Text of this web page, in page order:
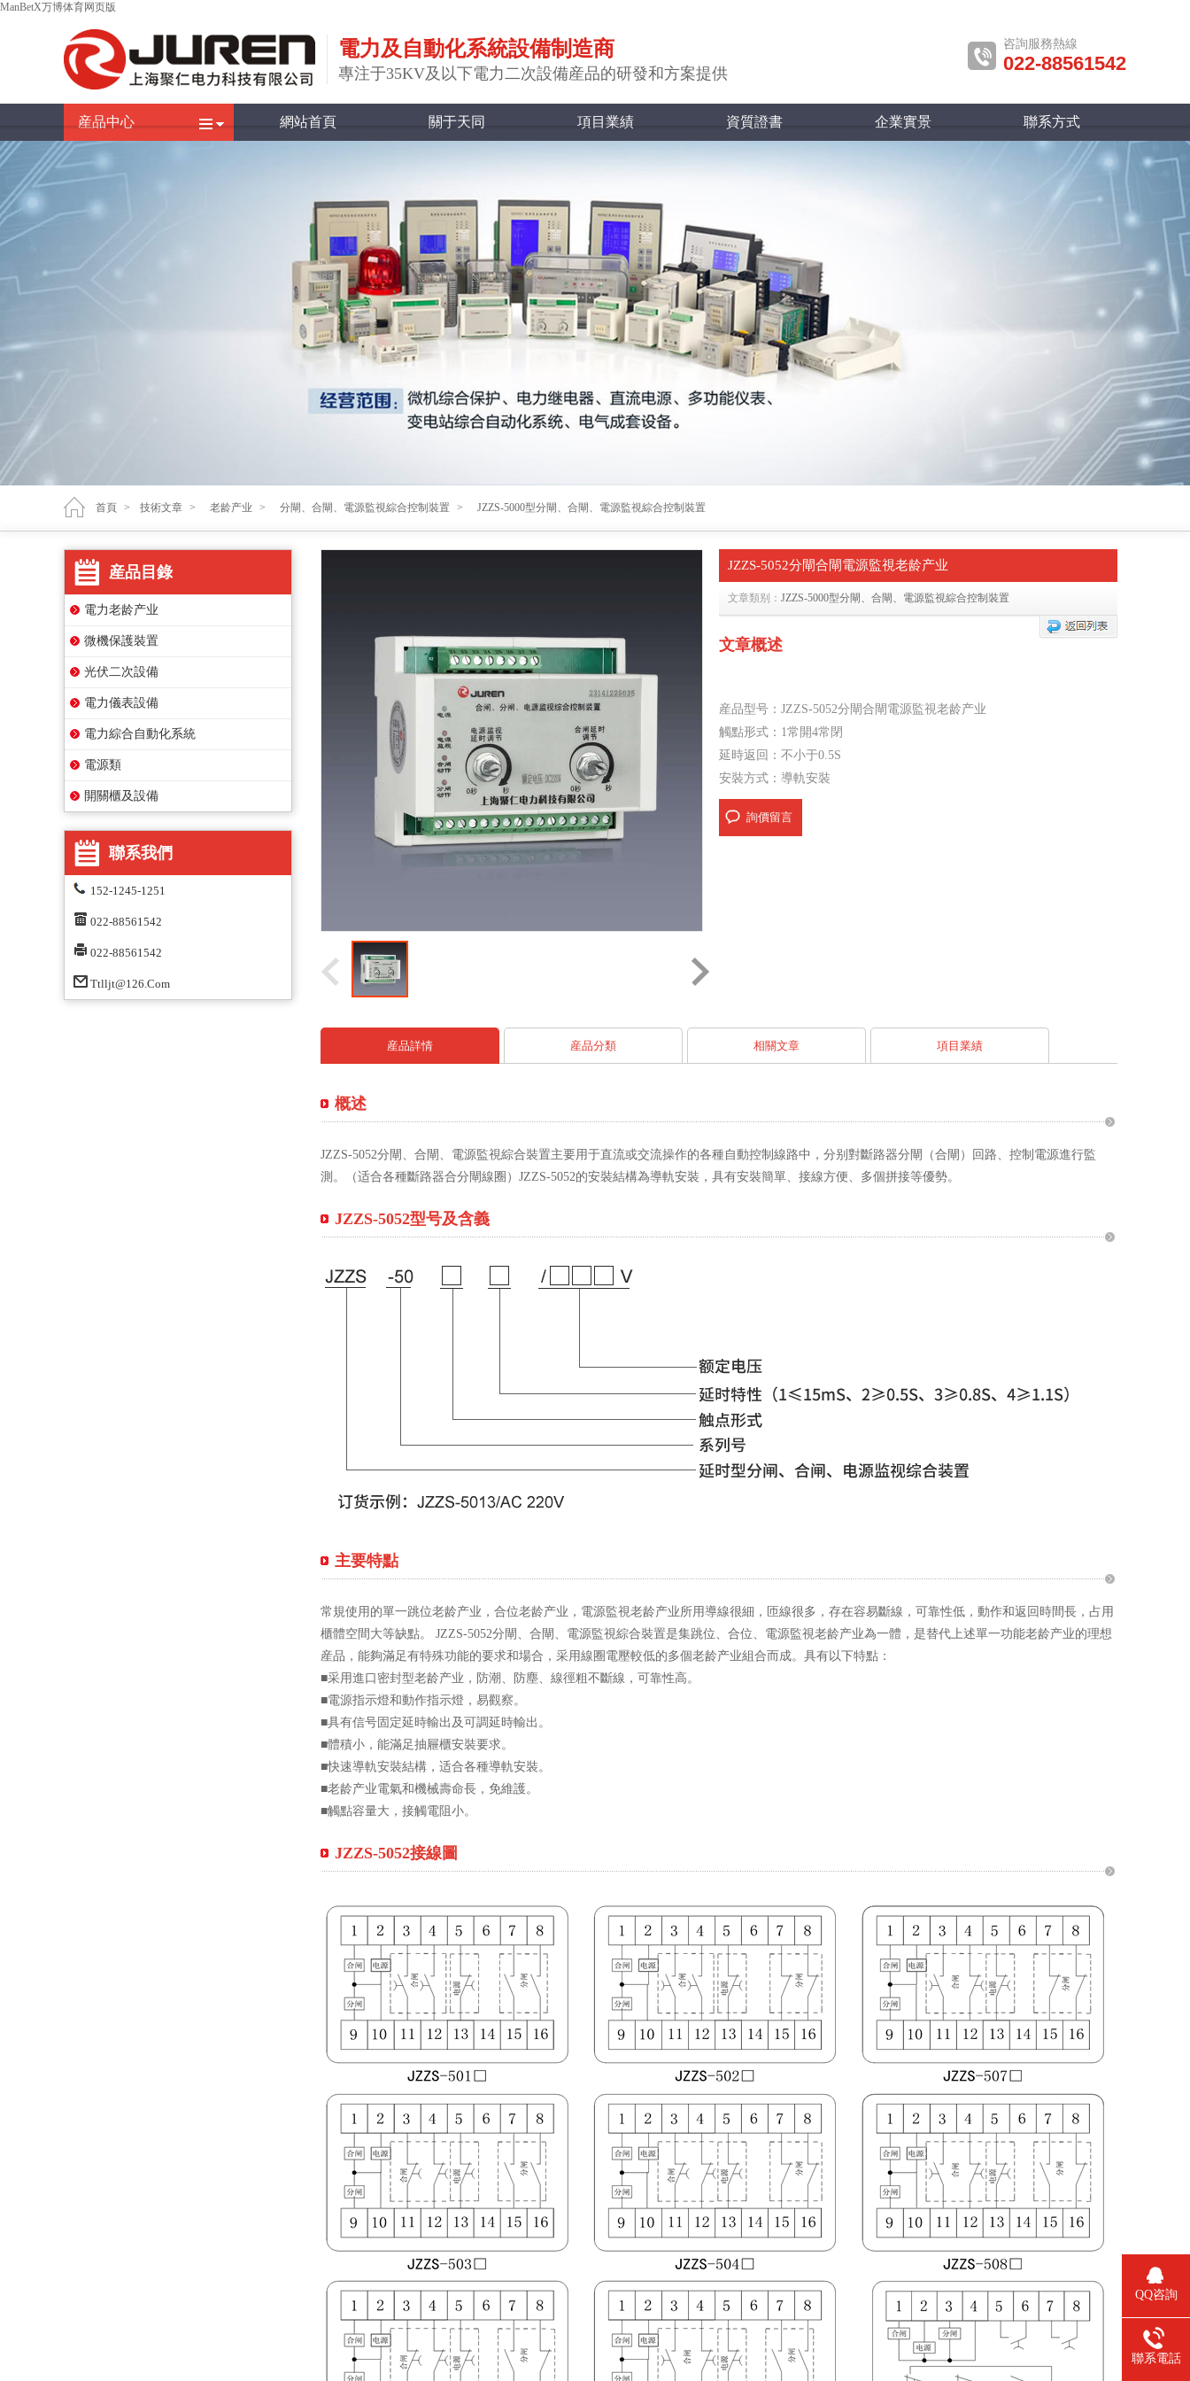
ManBetX万博体育网页版
電力及自動化系統設備制造商
專注于35KV及以下電力二次設備産品的研發和方案提供
咨詢服務熱線
022-88561542
産品中心 網站首頁 關于天同 項目業績 資質證書 企業實景 聯系方式
首頁 > 技術文章 > 老龄产业 > 分閘、合閘、電源監視綜合控制裝置 > JZZS-5000型分閘、合閘、電源監視綜合控制裝置
産品目錄
電力老龄产业
微機保護裝置
光伏二次設備
電力儀表設備
電力綜合自動化系統
電源類
開關櫃及設備
聯系我們
152-1245-1251
022-88561542
022-88561542
Ttlljt@126.com
JZZS-5052分閘合閘電源監視老龄产业
文章類别： JZZS-5000型分閘、合閘、電源監視綜合控制裝置
文章概述
産品型号：JZZS-5052分閘合閘電源監視老龄产业
觸點形式：1常開4常閉
延時返回：不小于0.5S
安裝方式：導軌安裝
詢價留言
産品詳情 産品分類 相關文章 項目業績
概述
JZZS-5052分閘、合閘、電源監視綜合裝置主要用于直流或交流操作的各種自動控制線路中，分别對斷路器分閘（合閘）回路、控制電源進行監
測。（适合各種斷路器合分閘線圈）JZZS-5052的安裝結構為導軌安裝，具有安裝簡單、接線方便、多個拼接等優勢。
JZZS-5052型号及含義
主要特點
常規使用的單一跳位老龄产业，合位老龄产业，電源監視老龄产业所用導線很細，匝線很多，存在容易斷線，可靠性低，動作和返回時間長，占用
櫃體空間大等缺點。 JZZS-5052分閘、合閘、電源監視綜合裝置是集跳位、合位、電源監視老龄产业為一體，是替代上述單一功能老龄产业的理想
産品，能夠滿足有特殊功能的要求和場合，采用線圈電壓較低的多個老龄产业組合而成。具有以下特點：
■采用進口密封型老龄产业，防潮、防塵、線徑粗不斷線，可靠性高。
■電源指示燈和動作指示燈，易觀察。
■具有信号固定延時輸出及可調延時輸出。
■體積小，能滿足抽屜櫃安裝要求。
■快速導軌安裝結構，适合各種導軌安裝。
■老龄产业電氣和機械壽命長，免維護。
■觸點容量大，接觸電阻小。
JZZS-5052接線圖
QQ咨詢
聯系電話